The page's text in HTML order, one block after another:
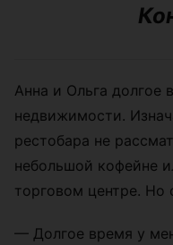
Анна и Ольга долгое
недвижимости.
рестобара не
небольшой кофейне
торговом центре. Но
— Долгое время у